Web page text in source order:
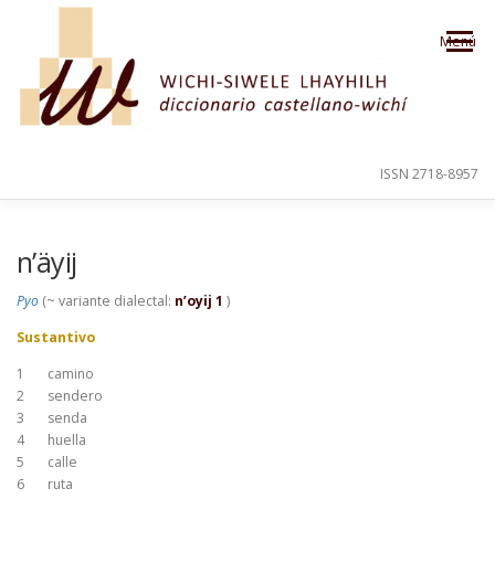
Saltar al contenido
Menú
ISSN 2718-8957
n’äyij
Pyo (~ variante dialectal: n’oyij 1 )
Sustantivo
1
camino
2
sendero
3
senda
4
huella
5
calle
6
ruta